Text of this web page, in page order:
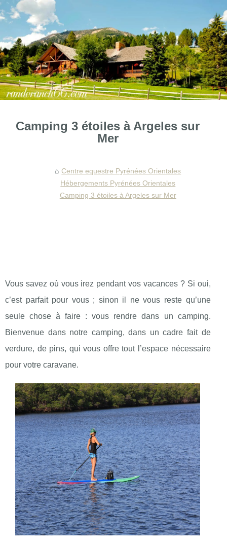
Camping 3 étoiles à Argeles sur
Mer
Centre equestre Pyrénées Orientales
Hébergements Pyrénées Orientales
Camping 3 étoiles à Argeles sur Mer
Vous savez où vous irez pendant vos vacances ? Si oui,
c’est parfait pour vous ; sinon il ne vous reste qu’une
seule chose à faire : vous rendre dans un camping.
Bienvenue dans notre camping, dans un cadre fait de
verdure, de pins, qui vous offre tout l’espace nécessaire
pour votre caravane.